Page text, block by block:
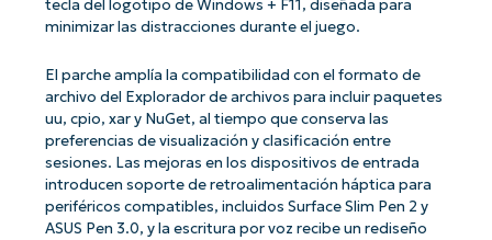
tecla del logotipo de Windows + F11, diseñada para
minimizar las distracciones durante el juego.
El parche amplía la compatibilidad con el formato de
archivo del Explorador de archivos para incluir paquetes
uu, cpio, xar y NuGet, al tiempo que conserva las
preferencias de visualización y clasificación entre
sesiones. Las mejoras en los dispositivos de entrada
introducen soporte de retroalimentación háptica para
periféricos compatibles, incluidos Surface Slim Pen 2 y
ASUS Pen 3.0, y la escritura por voz recibe un rediseño